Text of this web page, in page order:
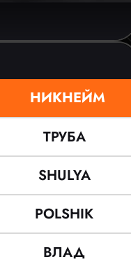
НИКНЕЙМ
ТРУБА
SHULYA
POLSHIK
ВЛАД